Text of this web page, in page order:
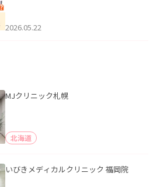
た。
2026.05.22
MJクリニック札幌
北海道
いびきメディカルクリニック 福岡院